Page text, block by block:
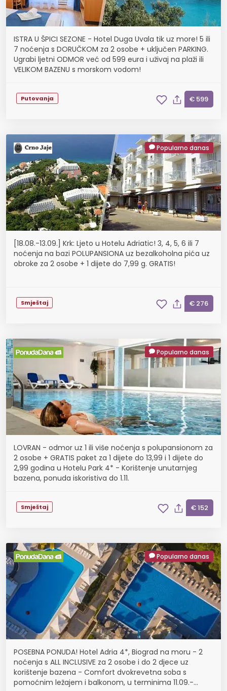
ISTRA U ŠPICI SEZONE - Hotel Duga Uvala tik uz more! 5 ili
7 noćenja s DORUČKOM za 2 osobe + uključen PARKING.
Ugrabi ljetni ODMOR već od 599 eura i uživaj na plaži ili
VELIKOM BAZENU s morskom vodom!
Putovanja € 599
Popularno danas
[18.08.-13.09.] Krk: Ljeto u Hotelu Adriatic! 3, 4, 5, 6 ili 7
noćenja na bazi POLUPANSIONA uz bezalkoholna pića uz
obroke za 2 osobe + 1 dijete do 7,99 g. GRATIS!
Smještaj € 276
Popularno danas
LOVRAN - odmor uz 1 ili više noćenja s polupansionom za
2 osobe + GRATIS paket za 1 dijete do 13,99 i 1 dijete do
2,99 godina u Hotelu Park 4* - Korištenje unutarnjeg
bazena, ponuda iskoristiva do 1.11.
Smještaj € 152
Popularno danas
POSEBNA PONUDA! Hotel Adria 4*, Biograd na moru - 2
noćenja s ALL INCLUSIVE za 2 osobe i do 2 djece uz
korištenje bazena - Comfort dvokrevetna soba s
pomoćnim ležajem i balkonom, u terminima 11.09.-